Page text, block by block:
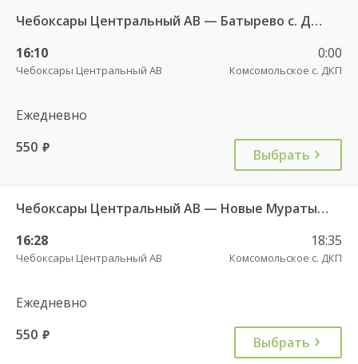
Чебоксары Центральный АВ — Батырево с. ДКП 543
16:10
Чебоксары Центральный АВ
0:00
Комсомольское с. ДКП
Ежедневно
550 руб. Выбрать
Чебоксары Центральный АВ — Новые Мураты д. ч/з Комсомольское с. ДКП 626
16:28
Чебоксары Центральный АВ
18:35
Комсомольское с. ДКП
Ежедневно
550 руб. Выбрать